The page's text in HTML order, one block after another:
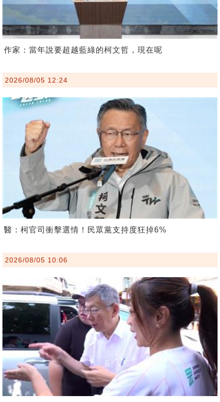
作家：當年說要超越藍綠的柯文哲，現在呢
2026/08/05 12:24
醫：柯官司衝擊選情！民眾黨支持度狂掉6%
2026/08/05 10:06